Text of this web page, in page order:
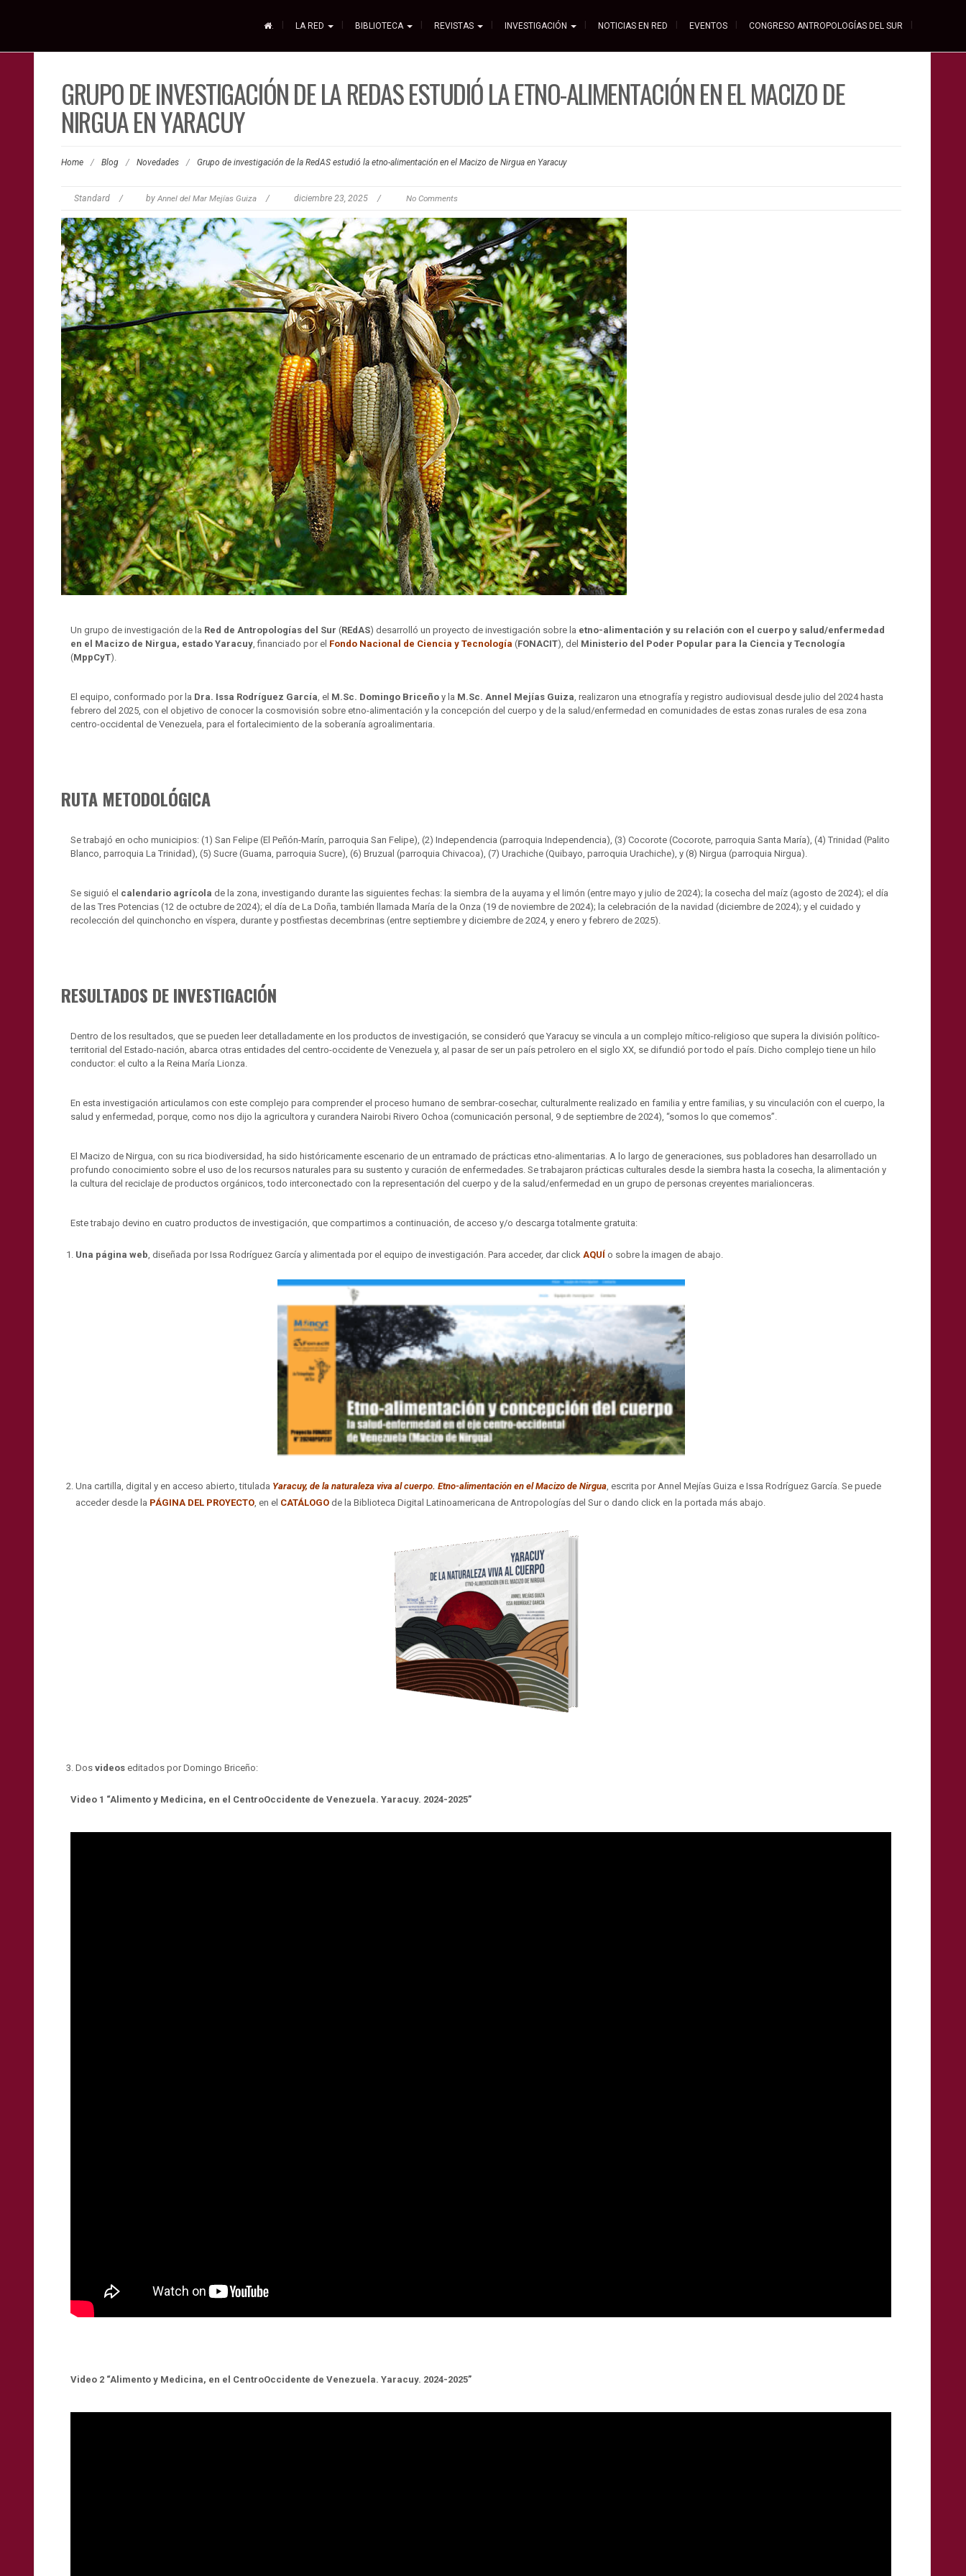
. LA RED BIBLIOTECA REVISTAS INVESTIGACIÓN NOTICIAS EN RED EVENTOS CONGRESO ANTROPOLOGÍAS DEL SUR
GRUPO DE INVESTIGACIÓN DE LA REDAS ESTUDIÓ LA ETNO-ALIMENTACIÓN EN EL MACIZO DE
NIRGUA EN YARACUY
Home / Blog / Novedades / Grupo de investigación de la RedAS estudió la etno-alimentación en el Macizo de Nirgua en Yaracuy
Standard / byAnnel del Mar Mejías Guiza / diciembre 23, 2025 / No Comments
Un grupo de investigación de la Red de Antropologías del Sur (REdAS) desarrolló un proyecto de investigación sobre la etno-alimentación y su relación con el cuerpo y salud/enfermedad
en el Macizo de Nirgua, estado Yaracuy , financiado por el Fondo Nacional de Ciencia y Tecnología (FONACIT), del Ministerio del Poder Popular para la Ciencia y Tecnología
(MppCyT).
El equipo, conformado por la Dra. Issa Rodríguez García , el M.Sc. Domingo Briceño y la M.Sc. Annel Mejías Guiza , realizaron una etnografía y registro audiovisual desde julio del 2024 hasta
febrero del 2025, con el objetivo de conocer la cosmovisión sobre etno-alimentación y la concepción del cuerpo y de la salud/enfermedad en comunidades de estas zonas rurales de esa zona
centro-occidental de Venezuela, para el fortalecimiento de la soberanía agroalimentaria.
RUTA METODOLÓGICA
Se trabajó en ocho municipios: (1) San Felipe (El Peñón-Marín, parroquia San Felipe), (2) Independencia (parroquia Independencia), (3) Cocorote (Cocorote, parroquia Santa María), (4) Trinidad (Palito
Blanco, parroquia La Trinidad), (5) Sucre (Guama, parroquia Sucre), (6) Bruzual (parroquia Chivacoa), (7) Urachiche (Quibayo, parroquia Urachiche), y (8) Nirgua (parroquia Nirgua).
Se siguió el calendario agrícola de la zona, investigando durante las siguientes fechas: la siembra de la auyama y el limón (entre mayo y julio de 2024); la cosecha del maíz (agosto de 2024); el día
de las Tres Potencias (12 de octubre de 2024); el día de La Doña, también llamada María de la Onza (19 de noviembre de 2024); la celebración de la navidad (diciembre de 2024); y el cuidado y
recolección del quinchoncho en víspera, durante y postfiestas decembrinas (entre septiembre y diciembre de 2024, y enero y febrero de 2025).
RESULTADOS DE INVESTIGACIÓN
Dentro de los resultados, que se pueden leer detalladamente en los productos de investigación, se consideró que Yaracuy se vincula a un complejo mítico-religioso que supera la división político-
territorial del Estado-nación, abarca otras entidades del centro-occidente de Venezuela y, al pasar de ser un país petrolero en el siglo XX, se difundió por todo el país. Dicho complejo tiene un hilo
conductor: el culto a la Reina María Lionza.
En esta investigación articulamos con este complejo para comprender el proceso humano de sembrar-cosechar, culturalmente realizado en familia y entre familias, y su vinculación con el cuerpo, la
salud y enfermedad, porque, como nos dijo la agricultora y curandera Nairobi Rivero Ochoa (comunicación personal, 9 de septiembre de 2024), “somos lo que comemos”.
El Macizo de Nirgua, con su rica biodiversidad, ha sido históricamente escenario de un entramado de prácticas etno-alimentarias. A lo largo de generaciones, sus pobladores han desarrollado un
profundo conocimiento sobre el uso de los recursos naturales para su sustento y curación de enfermedades. Se trabajaron prácticas culturales desde la siembra hasta la cosecha, la alimentación y
la cultura del reciclaje de productos orgánicos, todo interconectado con la representación del cuerpo y de la salud/enfermedad en un grupo de personas creyentes marialionceras.
Este trabajo devino en cuatro productos de investigación, que compartimos a continuación, de acceso y/o descarga totalmente gratuita:
Una página web , diseñada por Issa Rodríguez García y alimentada por el equipo de investigación. Para acceder, dar click AQUÍ o sobre la imagen de abajo.
Una cartilla, digital y en acceso abierto, titulada Yaracuy, de la naturaleza viva al cuerpo. Etno-alimentación en el Macizo de Nirgua , escrita por Annel Mejías Guiza e Issa Rodríguez García. Se puede
acceder desde la PÁGINA DEL PROYECTO , en el CATÁLOGO de la Biblioteca Digital Latinoamericana de Antropologías del Sur o dando click en la portada más abajo.
Dosvideos editados por Domingo Briceño:
Video 1 “Alimento y Medicina, en el CentroOccidente de Venezuela. Yaracuy. 2024-2025”
Video 2 “Alimento y Medicina, en el CentroOccidente de Venezuela. Yaracuy. 2024-2025”